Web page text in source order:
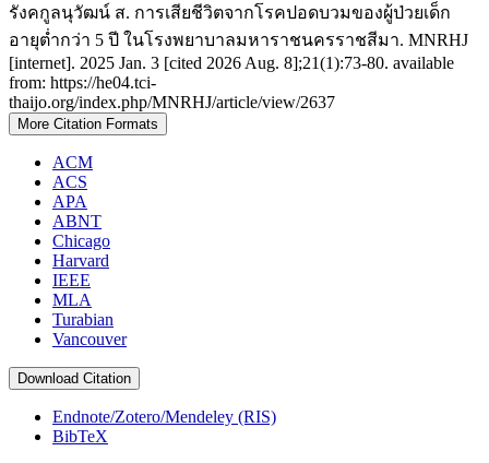
รังคกูลนุวัฒน์ ส. การเสียชีวิตจากโรคปอดบวมของผู้ป่วยเด็ก
อายุต่ำกว่า 5 ปี ในโรงพยาบาลมหาราชนครราชสีมา. MNRHJ
[internet]. 2025 Jan. 3 [cited 2026 Aug. 8];21(1):73-80. available
from: https://he04.tci-
thaijo.org/index.php/MNRHJ/article/view/2637
More Citation Formats
ACM
ACS
APA
ABNT
Chicago
Harvard
IEEE
MLA
Turabian
Vancouver
Download Citation
Endnote/Zotero/Mendeley (RIS)
BibTeX